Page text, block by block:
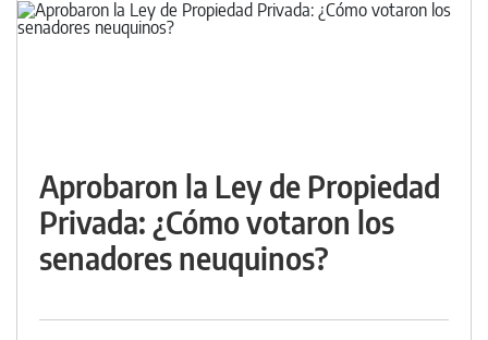
Aprobaron la Ley de Propiedad
Privada: ¿Cómo votaron los
senadores neuquinos?